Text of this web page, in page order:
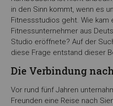
in den Sinn kommt, wenn es
Fitnessstudios geht. Wie kam
Fitnessunternehmer aus
Studio eröffnete? Auf der
diese Frage entstand dieser
Die Verbindung
Vor rund fünf Jahren
Freunden eine Reise nach